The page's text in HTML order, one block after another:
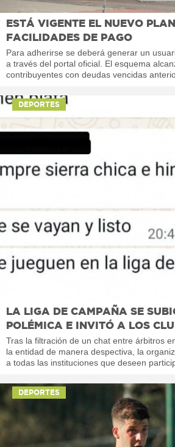
ESTÁ VIGENTE EL NUEVO
FACILIDADES DE PAGO
Para adherirse se deberá generar un
a través del portal oficial. El esquema
contribuyentes con deudas vencidas
DEPORTES
LA LIGA DE CAMPAÑA SE
POLÉMICA E INVITÓ A LOS
Tras la filtración de un chat entre árbitros
la entidad de manera despectiva, la
a todas las instituciones que deseen
DEPORTES